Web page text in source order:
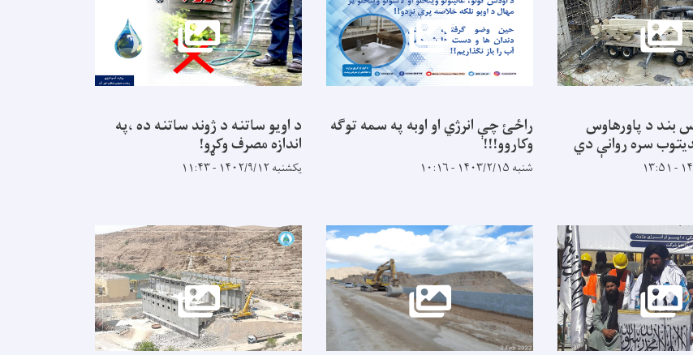
بند د پاورهاوس
سره روانې دي
راځئ چې انرژي او اوبه په سمه توګه
وکاروو!!!
شنبه ۱۴۰۳/۲/۱۵ - ۱۰:۱۶
د اویو ساتنه د ژوند ساتنه ده ،په
اندازه مصرف وکړو!
یکشنبه ۱۴۰۲/۹/۱۲ - ۱۱:۴۳